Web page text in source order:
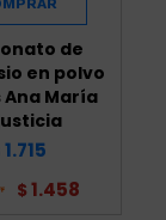
de
en polvo
Ana María
1.715
$ 1.458